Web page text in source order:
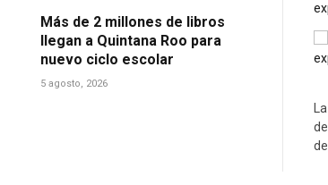
Más de 2 millones de libros
llegan a Quintana Roo para
nuevo ciclo escolar
5 agosto, 2026